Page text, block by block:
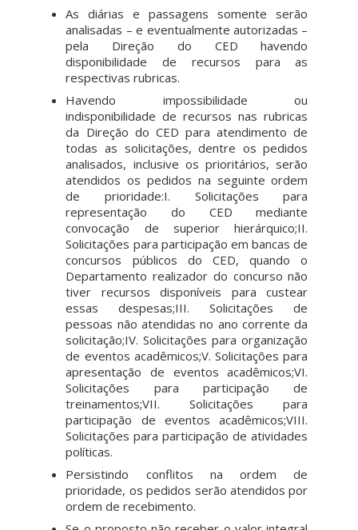
As diárias e passagens somente serão
analisadas – e eventualmente autorizadas –
pela Direção do CED havendo
disponibilidade de recursos para as
respectivas rubricas.
Havendo impossibilidade ou
indisponibilidade de recursos nas rubricas
da Direção do CED para atendimento de
todas as solicitações, dentre os pedidos
analisados, inclusive os prioritários, serão
atendidos os pedidos na seguinte ordem
de prioridade:I. Solicitações para
representação do CED mediante
convocação de superior hierárquico;II.
Solicitações para participação em bancas de
concursos públicos do CED, quando o
Departamento realizador do concurso não
tiver recursos disponíveis para custear
essas despesas;III. Solicitações de
pessoas não atendidas no ano corrente da
solicitação;IV. Solicitações para organização
de eventos acadêmicos;V. Solicitações para
apresentação de eventos acadêmicos;VI.
Solicitações para participação de
treinamentos;VII. Solicitações para
participação de eventos acadêmicos;VIII.
Solicitações para participação de atividades
políticas.
Persistindo conflitos na ordem de
prioridade, os pedidos serão atendidos por
ordem de recebimento.